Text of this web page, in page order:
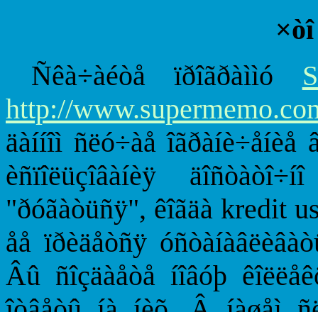
Ñêà÷àéòå ïðîãðàììó
http://
äàííîì ñëó÷àå îãðàíè÷åíèå
èñïîëüçîâàíèÿ
"ðóãàòüñÿ", êîãäà kredit
åå ïðèäåòñÿ
Âû ñîçäàåòå íîâóþ